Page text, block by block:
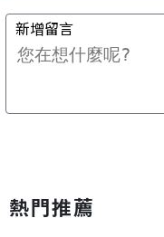
熱門推薦